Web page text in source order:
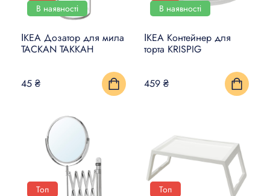
В наявності
ІКЕА Дозатор для мила
TACKAN ТАККАН
45 ₴
В наявності
ІКЕА Контейнер для
торта KRISPIG
459 ₴
Топ
Топ